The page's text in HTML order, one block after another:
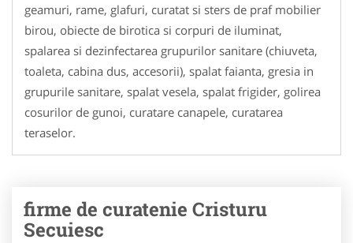
geamuri, rame, glafuri, curatat si sters de praf mobilier
birou, obiecte de birotica si corpuri de iluminat,
spalarea si dezinfectarea grupurilor sanitare (chiuveta,
toaleta, cabina dus, accesorii), spalat faianta, gresia in
grupurile sanitare, spalat vesela, spalat frigider, golirea
cosurilor de gunoi, curatare canapele, curatarea
teraselor.
firme de curatenie Cristuru
Secuiesc